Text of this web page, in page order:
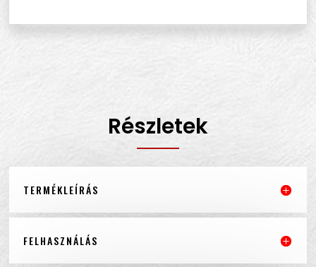
Részletek
TERMÉKLEÍRÁS
FELHASZNÁLÁS